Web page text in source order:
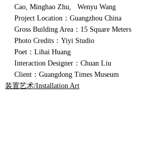
Cao, Minghao Zhu,   Wenyu Wang
Project Location：Guangzhou China
Gross Building Area：15 Square Meters
Photo Credits：Yiyi Studio
Poet：Lihai Huang
Interaction Designer：Chuan Liu
Client：Guangdong Times Museum
装置艺术/Installation Art